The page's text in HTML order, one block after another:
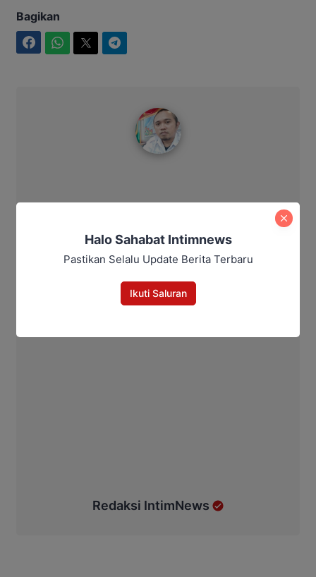
Bagikan
Redaksi IntimNews
Halo Sahabat Intimnews
Pastikan Selalu Update Berita Terbaru
Ikuti Saluran